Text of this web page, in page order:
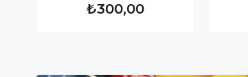
₺300,00